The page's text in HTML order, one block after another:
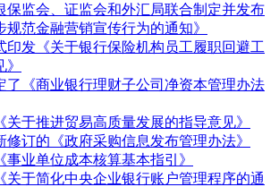
保监会、证监会和外汇局联合制定并发布
规范金融营销宣传行为的通知》
印发《关于银行保险机构员工履职回避工
了《商业银行理财子公司净资本管理办法
关于推进贸易高质量发展的指导意见》
修订的《政府采购信息发布管理办法》
事业单位成本核算基本指引》
关于简化中央企业银行账户管理程序的通